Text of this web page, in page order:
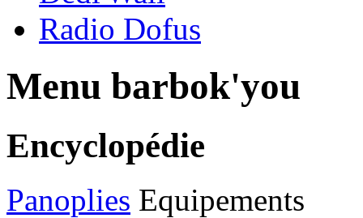
Radio Dofus
Menu barbok'you
Encyclopédie
Panoplies Equipements